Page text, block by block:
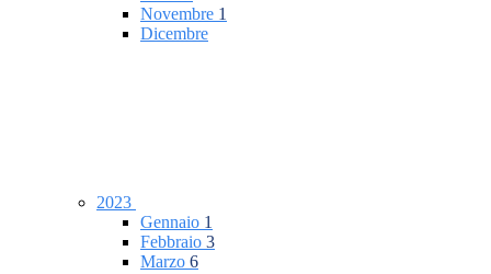
Novembre 1
Dicembre
2023
Gennaio 1
Febbraio 3
Marzo 6